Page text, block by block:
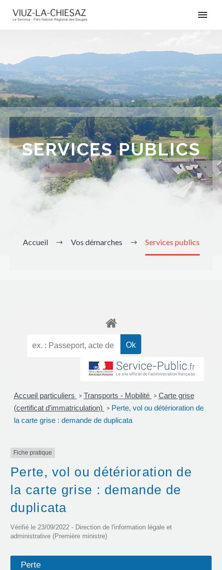
SERVICES PUBLICS
Accueil Vos démarches Services publics
Accueil particuliers > Transports - Mobilité > Carte grise
(certificat d'immatriculation)
> Perte, vol ou détérioration de
la carte grise : demande de duplicata
Fiche pratique
Perte, vol ou détérioration de
la carte grise : demande de
duplicata
Vérifié le 23/09/2022 - Direction de l'information légale et
administrative (Première ministre)
Perte